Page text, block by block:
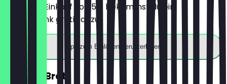
Ab einem Einkauf von 5€ bekommst du ein
Heißgetränk gratis dazu.
App zum Einlösen herunterladen
30% auf Brot